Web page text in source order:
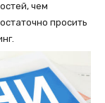
чем
просить